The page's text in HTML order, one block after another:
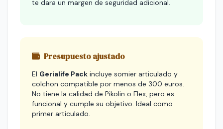
te dara un margen de seguridad adicional.
Presupuesto ajustado
El Gerialife Pack incluye somier articulado y
colchon compatible por menos de 300 euros.
No tiene la calidad de Pikolin o Flex, pero es
funcional y cumple su objetivo. Ideal como
primer articulado.